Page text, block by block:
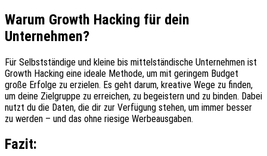
Warum Growth Hacking für dein
Unternehmen?
Für Selbstständige und kleine bis mittelständische Unternehmen ist
Growth Hacking eine ideale Methode, um mit geringem Budget
große Erfolge zu erzielen. Es geht darum, kreative Wege zu finden,
um deine Zielgruppe zu erreichen, zu begeistern und zu binden. Dabei
nutzt du die Daten, die dir zur Verfügung stehen, um immer besser
zu werden – und das ohne riesige Werbeausgaben.
Fazit: